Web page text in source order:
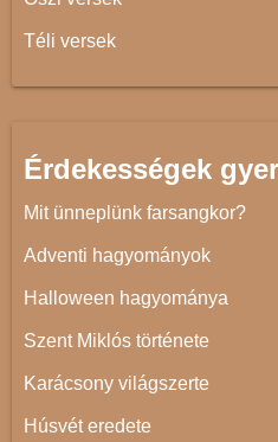
Téli versek
Érdekességek
Mit ünneplünk farsangkor?
Adventi hagyományok
Halloween hagyománya
Szent Miklós története
Karácsony világszerte
Húsvét eredete